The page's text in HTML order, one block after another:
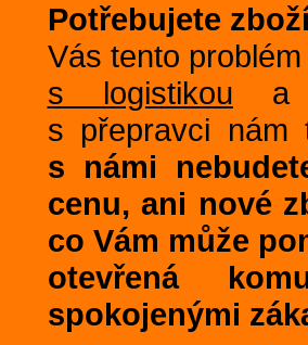
Potřebujete
Vás tento
s logistikou a
s přepravci nám
s námi
cenu, ani nové
co Vám může
otevřená
spokojenými